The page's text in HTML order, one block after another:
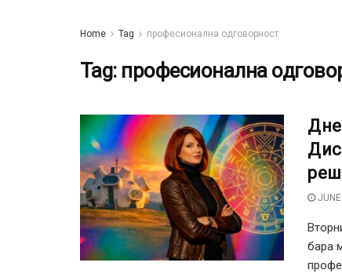
Home Tag професионална одговорност
Tag: професионална
бара